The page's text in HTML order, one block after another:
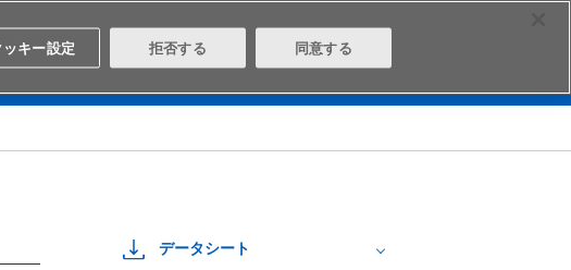
データシート
ッキー設定 拒否する 同意する